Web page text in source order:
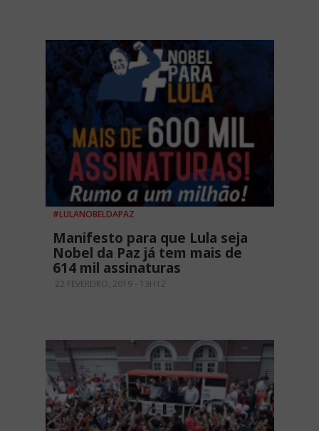
#LULANOBELDAPAZ
Manifesto para que Lula seja
Nobel da Paz já tem mais de
614 mil assinaturas
22 FEVEREIRO, 2019 - 13H12